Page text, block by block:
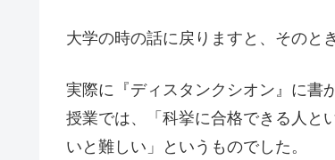
大学の時の話に戻りますと、そのと
実際に『ディスタンクシオン』に書
授業では、「科挙に合格できる人と
いと難しい」というものでした。